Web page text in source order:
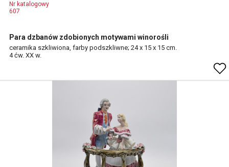
Nr katalogowy
607
Para dzbanów zdobionych motywami winorośli
ceramika szkliwiona, farby podszkliwne; 24 x 15 x 15 cm.
4 ćw. XX w.